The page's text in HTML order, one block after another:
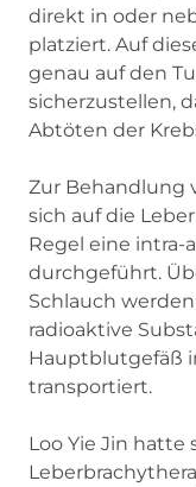
direkt in oder
platziert. Auf
genau auf den
sicherzustellen,
Abtöten der
Zur Behandlung
sich auf die
Regel eine intra-
durchgeführt.
Schlauch
radioaktive
Hauptblutgefäß
transportiert.
Loo Yie Jin hatte